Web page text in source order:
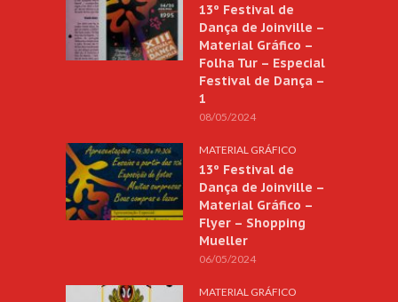
13º Festival de
Dança de Joinville –
Material Gráfico –
Folha Tur – Especial
Festival de Dança –
1
08/05/2024
MATERIAL GRÁFICO
13º Festival de
Dança de Joinville –
Material Gráfico –
Flyer – Shopping
Mueller
06/05/2024
MATERIAL GRÁFICO